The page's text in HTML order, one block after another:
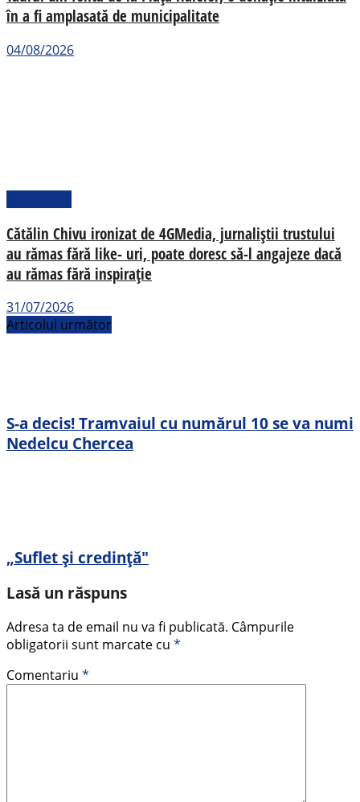
în a fi amplasată de municipalitate
04/08/2026
Cătălin Chivu ironizat de 4GMedia, jurnaliștii trustului
au rămas fără like- uri, poate doresc să-l angajeze dacă
au rămas fără inspirație
31/07/2026
Articolul următor
S-a decis! Tramvaiul cu numărul 10 se va numi
Nedelcu Chercea
„Suflet și credință"
Lasă un răspuns
Adresa ta de email nu va fi publicată. Câmpurile
obligatorii sunt marcate cu *
Comentariu *